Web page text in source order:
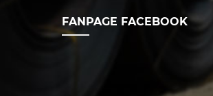
FANPAGE FACEBOOK